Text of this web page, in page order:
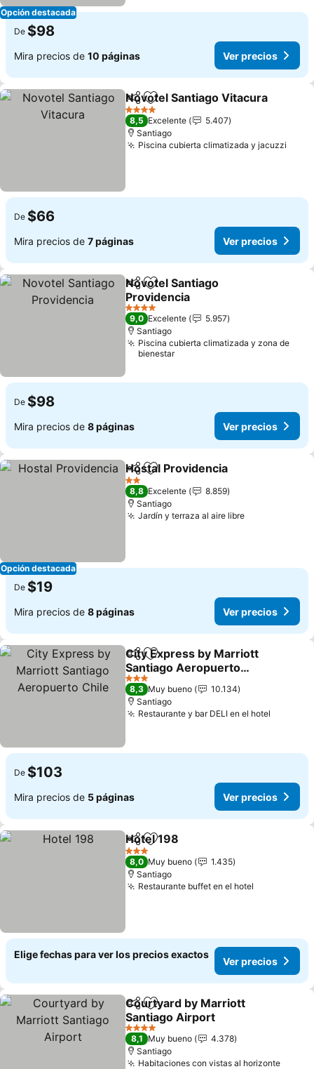
Opción destacada
De $98
Mira precios de 10 páginas Ver precios
CompartirAgregar a favoritos
Novotel Santiago Vitacura
4 Estrellas
8,5 Excelente
5.407
Santiago
Piscina cubierta climatizada y jacuzzi
De $66
Mira precios de 7 páginas Ver precios
CompartirAgregar a favoritos
Novotel Santiago
Providencia
4 Estrellas
9,0 Excelente
5.957
Santiago
Piscina cubierta climatizada y zona de
bienestar
De $98
Mira precios de 8 páginas Ver precios
Opción destacada
CompartirAgregar a favoritos
Hostal Providencia
2 Estrellas
8,8 Excelente
8.859
Santiago
Jardín y terraza al aire libre
De $19
Mira precios de 8 páginas Ver precios
CompartirAgregar a favoritos
City Express by Marriott
Santiago Aeropuerto
Chile
3 Estrellas
8,3 Muy bueno
10.134
Santiago
Restaurante y bar DELI en el hotel
De $103
Mira precios de 5 páginas Ver precios
CompartirAgregar a favoritos
Hotel 198
3 Estrellas
8,0 Muy bueno
1.435
Santiago
Restaurante buffet en el hotel
Elige fechas para ver los precios exactos
Ver precios
CompartirAgregar a favoritos
Courtyard by Marriott
Santiago Airport
4 Estrellas
8,1 Muy bueno
4.378
Santiago
Habitaciones con vistas al horizonte